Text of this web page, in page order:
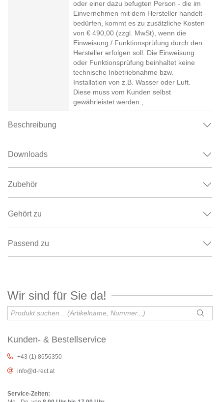
oder einer dazu befugten Person - die im
Einvernehmen mit dem Hersteller handelt -
bedürfen, kommt es zu zusätzliche Kosten
von € 490,00 (zzgl. MwSt), wenn die
Einweisung / Funktionsprüfung durch den
Hersteller erfolgen soll. Die Einweisung
oder Funktionsprüfung beinhaltet keine
technische Inbetriebnahme bzw.
Installation von z.B. Wasser oder Luft.
Diese muss vom Kunden selbst
gewährleistet werden.,
Beschreibung
Downloads
Zubehör
Gehört zu
Passend zu
Wir sind für Sie da!
Kunden- & Bestellservice
+43 (1) 8656350
info@d-rect.at
Service-Zeiten: